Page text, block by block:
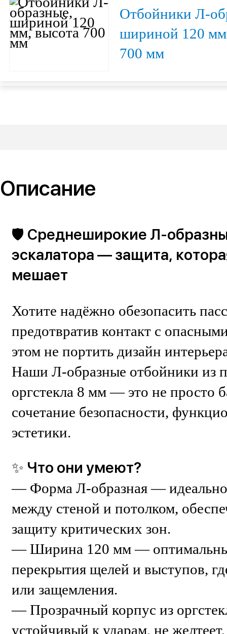
Отбойники Л-
шириной 120
700 мм
Описание
🛡 Среднеширокие Л-
эскалатора — защита,
мешает
Хотите надёжно обезопасить
предотвратив контакт с
этом не портить дизайн
Наши Л-образные отбойники из
оргстекла 8 мм — это не просто
сочетание безопасности,
эстетики.
✨ Что они умеют?
— Форма Л-образная — идеально
между стеной и потолком,
защиту критических зон.
— Ширина 120 мм —
перекрытия щелей и выступов,
или защемления.
— Прозрачный корпус из
устойчивый к ударам, не